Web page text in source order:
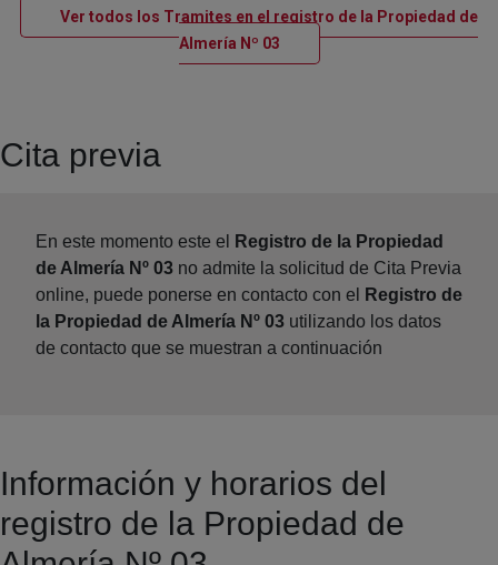
Ver todos los Tramites en el registro de la Propiedad de
Almería Nº 03Ventana nueva
Cita previa
En este momento este el
Registro de la Propiedad
de Almería Nº 03 no admite la solicitud de Cita Previa
online, puede ponerse en contacto con el
Registro de
la Propiedad de Almería Nº 03 utilizando los datos
de contacto que se muestran a continuación
Información y horarios del
registro de la Propiedad de